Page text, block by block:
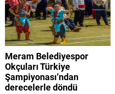
Meram Belediyespor
Okçuları Türkiye
Şampiyonası’ndan
derecelerle döndü